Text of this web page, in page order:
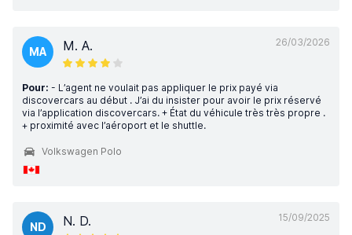
26/03/2026
MA M. A.
Pour: - L’agent ne voulait pas appliquer le prix payé via
discovercars au début . J’ai du insister pour avoir le prix réservé
via l’application discovercars. + État du véhicule très très propre .
+ proximité avec l’aéroport et le shuttle.
Volkswagen Polo
15/09/2025
ND N. D.